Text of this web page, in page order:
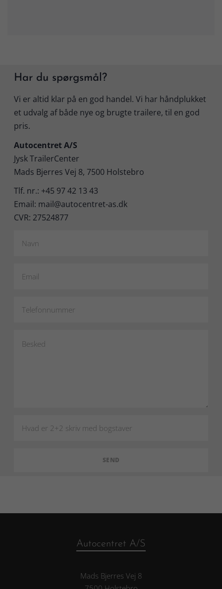
Har du spørgsmål?
Vi er altid klar på en god handel. Vi har håndplukket
et udvalg af både nye og brugte trailere, til en god
pris.
Autocentret A/S
Jysk TrailerCenter
Mads Bjerres Vej 8, 7500 Holstebro
Tlf. nr.: +45 97 42 13 43
Email: mail@autocentret-as.dk
CVR: 27524877
Autocentret A/S
Mads Bjerres Vej 8